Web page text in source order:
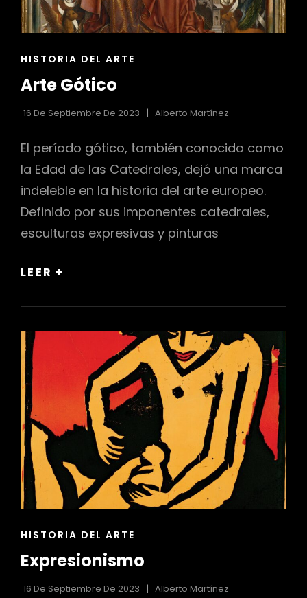
ENLACES
LAS
HISTORIA DEL ARTE
Arte Gótico
16 De Septiembre De 2023 Alberto Martínez
El período gótico, también conocido como
la Edad de las Catedrales, dejó una marca
indeleble en la historia del arte europeo.
Definido por sus imponentes catedrales,
esculturas expresivas y pinturas
LEER +
ARTE
ENLACES
LAS
HISTORIA DEL ARTE
Expresionismo
16 De Septiembre De 2023 Alberto Martínez